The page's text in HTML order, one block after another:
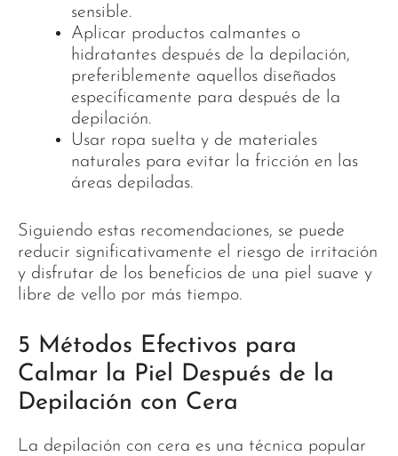
sensible.
Aplicar productos calmantes o
hidratantes después de la depilación,
preferiblemente aquellos diseñados
específicamente para después de la
depilación.
Usar ropa suelta y de materiales
naturales para evitar la fricción en las
áreas depiladas.
Siguiendo estas recomendaciones, se puede
reducir significativamente el riesgo de irritación
y disfrutar de los beneficios de una piel suave y
libre de vello por más tiempo.
5 Métodos Efectivos para
Calmar la Piel Después de la
Depilación con Cera
La depilación con cera es una técnica popular